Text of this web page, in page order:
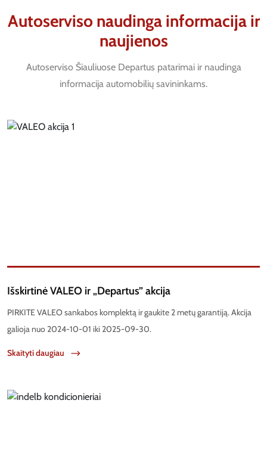
Autoserviso naudinga informacija ir
naujienos
Autoserviso Šiauliuose Departus patarimai ir naudinga
informacija automobilių savininkams.
Išskirtinė VALEO ir „Departus” akcija
PIRKITE VALEO sankabos komplektą ir gaukite 2 metų garantiją. Akcija
galioja nuo 2024-10-01 iki 2025-09-30.
Skaityti daugiau